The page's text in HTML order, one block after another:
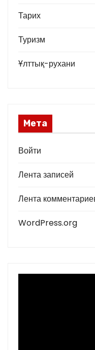
Тарих
Туризм
Ұлттық-рухани
Мета
Войти
Лента записей
Лента
WordPress.org